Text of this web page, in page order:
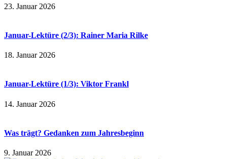
23. Januar 2026
Januar-Lektüre (2/3): Rainer Maria Rilke
18. Januar 2026
Januar-Lektüre (1/3): Viktor Frankl
14. Januar 2026
Was trägt? Gedanken zum Jahresbeginn
9. Januar 2026